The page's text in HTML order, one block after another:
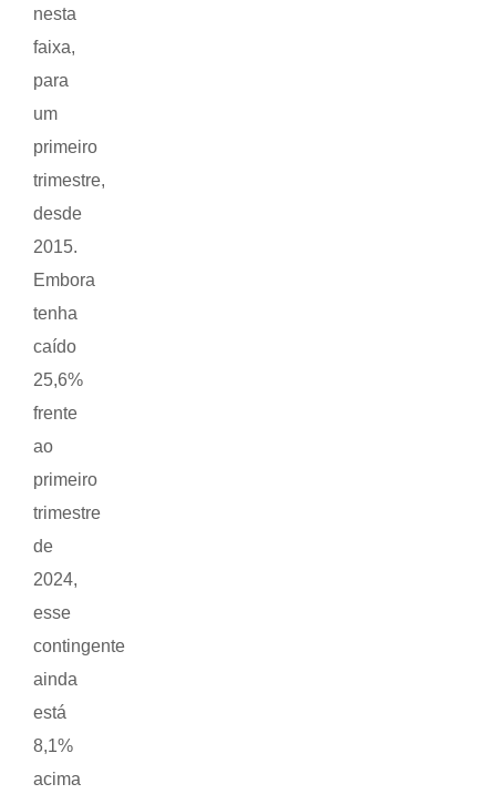
nesta
faixa,
para
um
primeiro
trimestre,
desde
2015.
Embora
tenha
caído
25,6%
frente
ao
primeiro
trimestre
de
2024,
esse
contingente
ainda
está
8,1%
acima